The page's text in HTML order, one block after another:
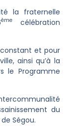
la fraternelle
ème
célébration
et pour
ainsi qu’à la
le Programme
du
Ségou.